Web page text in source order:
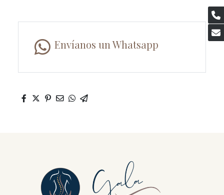
Envíanos un Whatsapp